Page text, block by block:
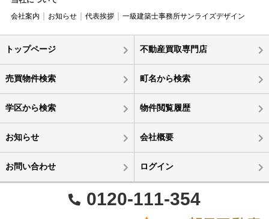
会社案内 お知らせ 代表挨拶 一級建築士事務所サンライズデザイン
トップページ 不動産買取専門店
売買物件検索 町名から検索
学区から検索 物件閲覧履歴
お知らせ 会社概要
お問い合わせ ログイン
0120-111-354